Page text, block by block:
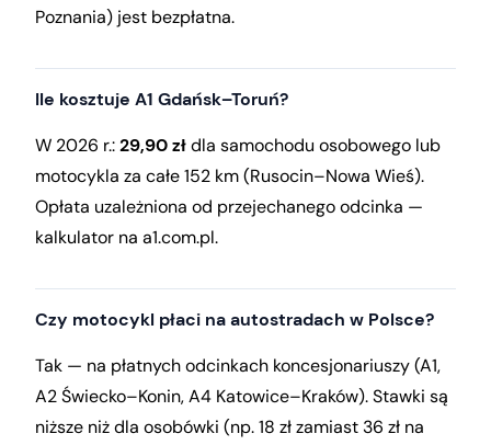
Poznania) jest bezpłatna.
Ile kosztuje A1 Gdańsk–Toruń?
W 2026 r.:29,90 złdla samochodu osobowego lub
motocykla za całe 152 km (Rusocin–Nowa Wieś).
Opłata uzależniona od przejechanego odcinka —
kalkulator na a1.com.pl.
Czy motocykl płaci na autostradach w Polsce?
Tak — na płatnych odcinkach koncesjonariuszy (A1,
A2 Świecko–Konin, A4 Katowice–Kraków). Stawki są
niższe niż dla osobówki (np. 18 zł zamiast 36 zł na